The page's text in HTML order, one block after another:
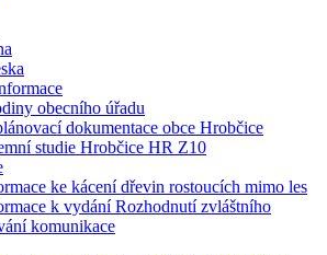
obecního úřadu
dokumentace obce Hrobčice
studie Hrobčice HR Z10
ke kácení dřevin rostoucích mimo les
k vydání Rozhodnutí zvláštního
komunikace